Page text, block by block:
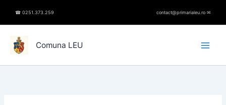
☎︎ 0251.373.259 contact@primarialeu.ro ✉︎
Comuna LEU